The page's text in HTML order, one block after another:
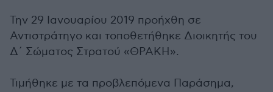
Την 29 Ιανουαρίου 2019 προήχθη σε
Αντιστράτηγο και τοποθετήθηκε Διοικητής του
Δ΄ Σώματος Στρατού «ΘΡΑΚΗ».
Τιμήθηκε με τα προβλεπόμενα Παράσημα,